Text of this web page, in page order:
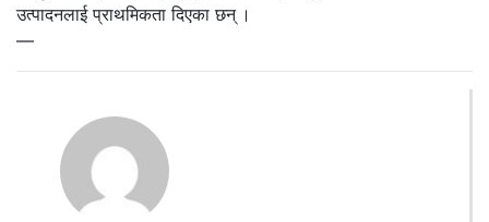
उत्पादनलाई प्राथमिकता दिएका छन् ।
—